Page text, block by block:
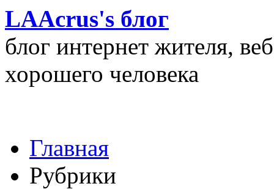
LAAcrus's блог
блог интернет жителя,
хорошего человека
Главная
Рубрики